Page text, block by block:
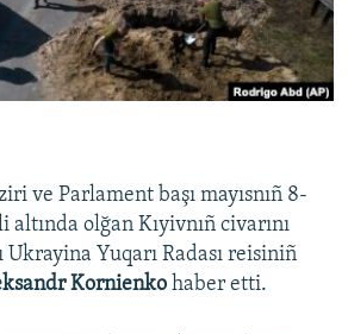
ve Parlament başı mayısnıñ 8-
olğan Kıyivnıñ civarını
Yuqarı Radası reisiniñ
Kornienko haber etti.